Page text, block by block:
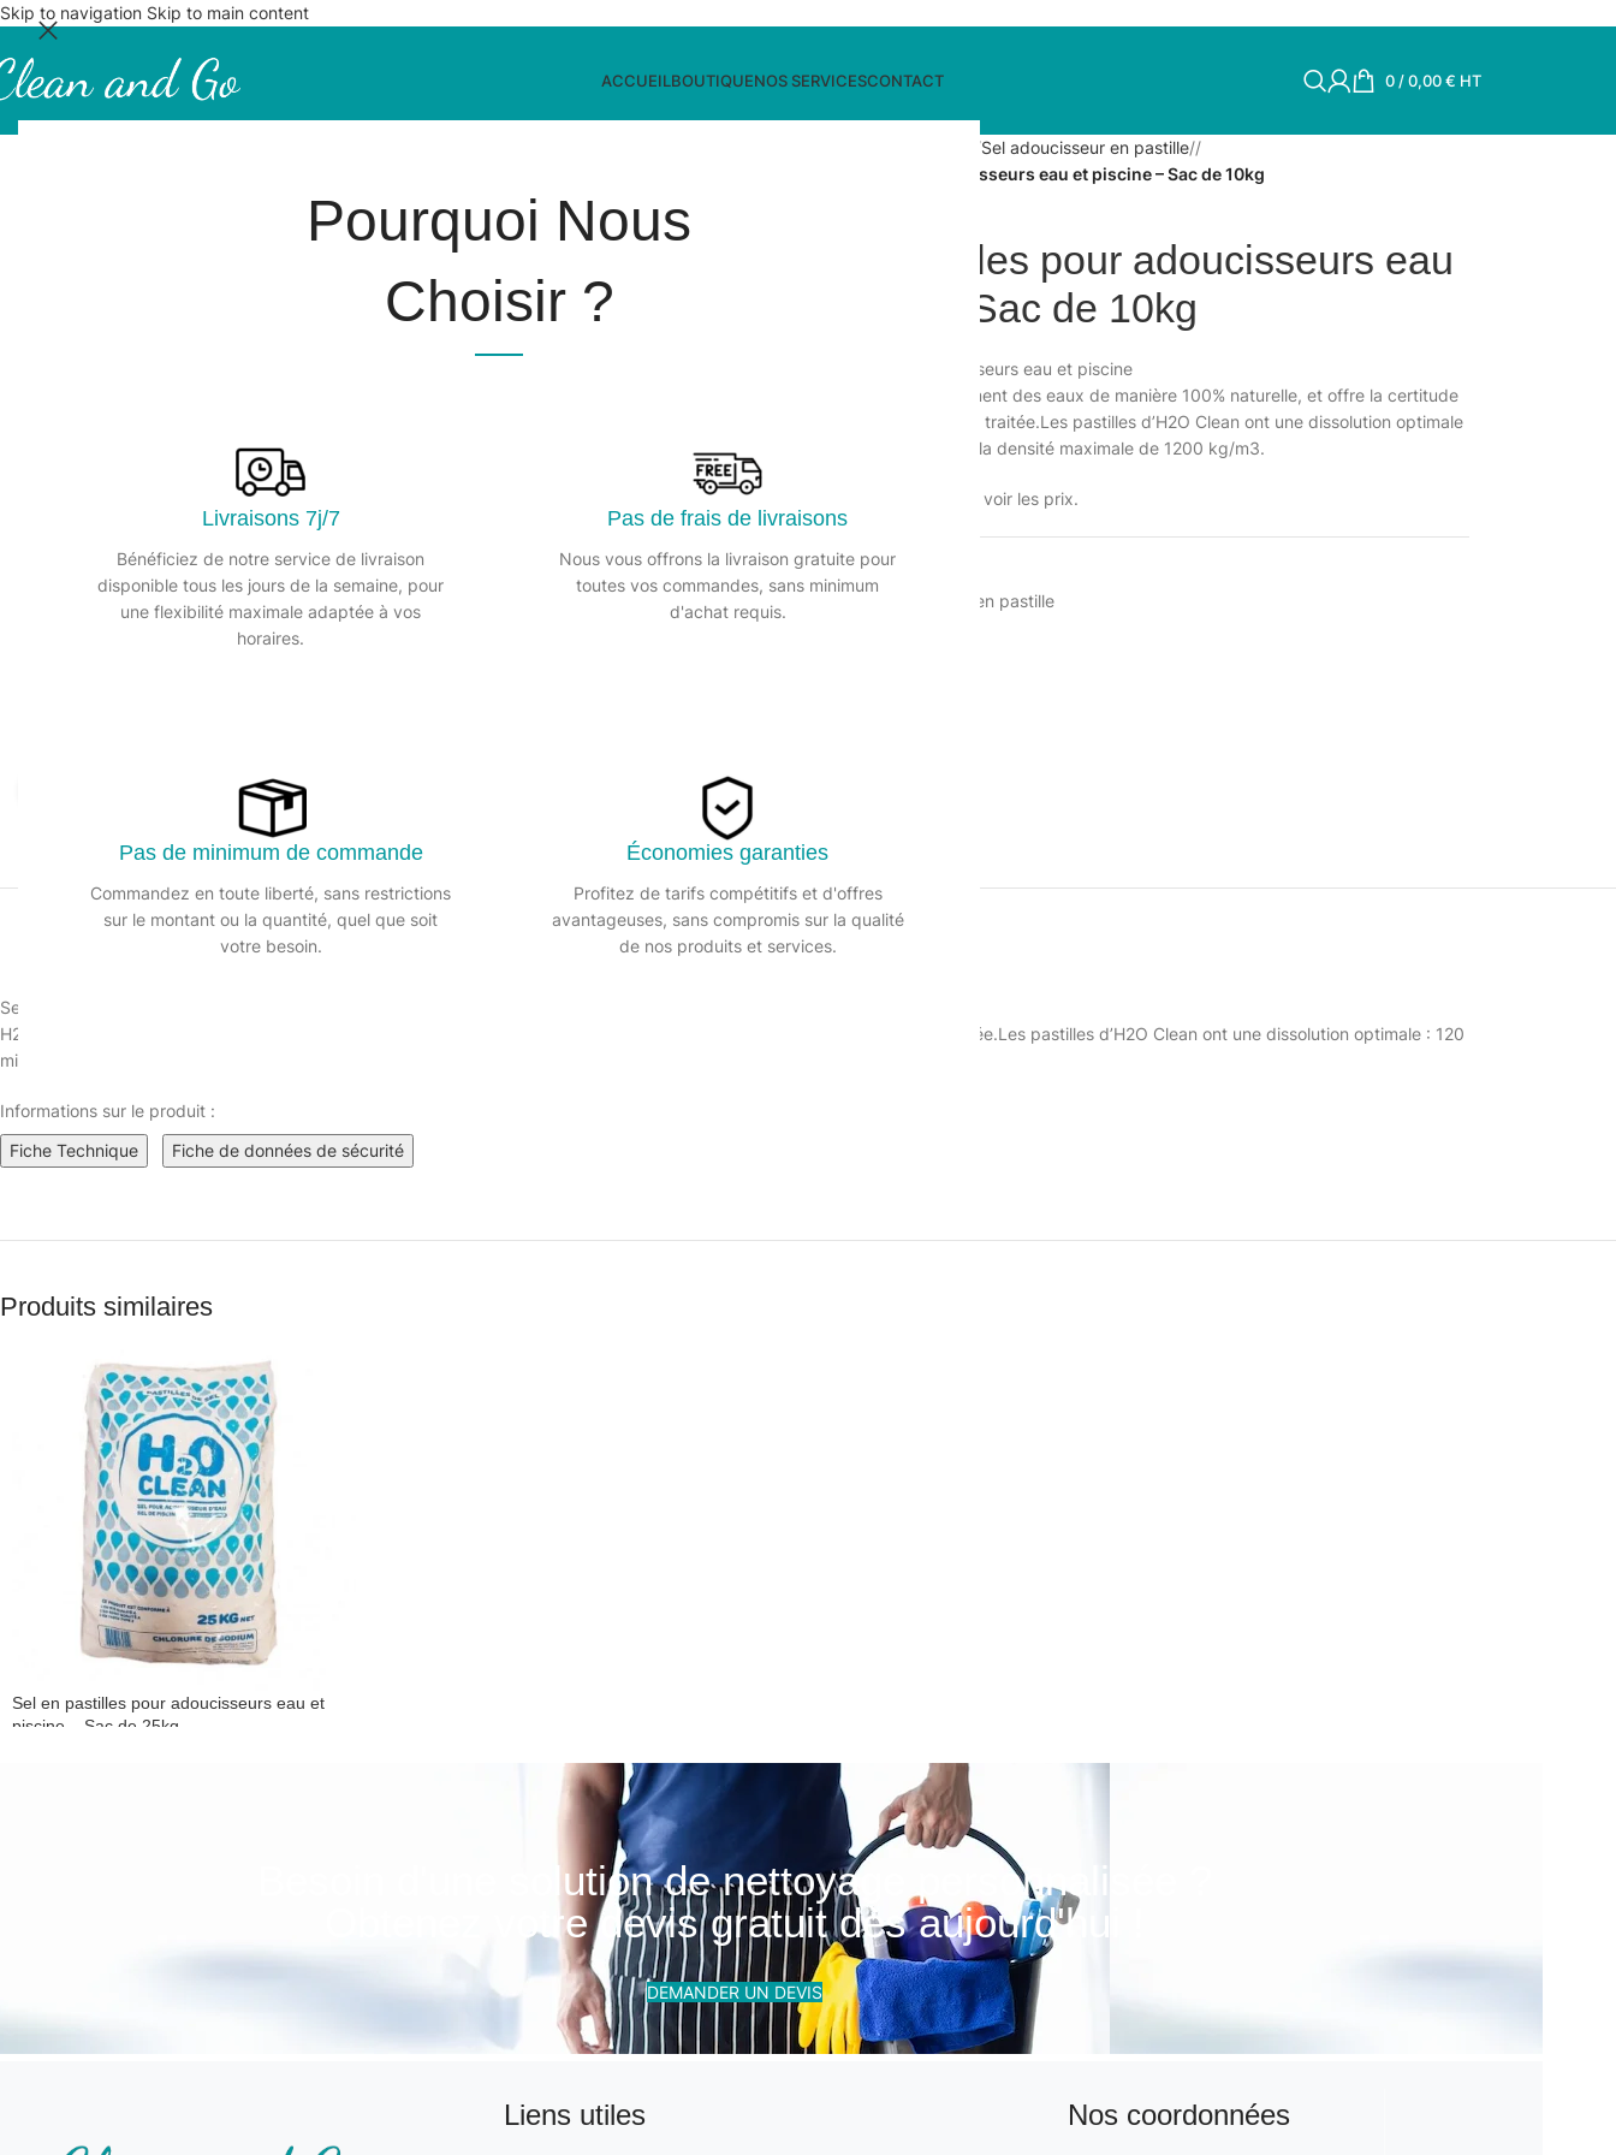
Pourquoi Nous
Choisir ?
Livraisons 7j/7
Bénéficiez de notre service de livraison
disponible tous les jours de la semaine, pour
une flexibilité maximale adaptée à vos
horaires.
Pas de frais de livraisons
Nous vous offrons la livraison gratuite pour
toutes vos commandes, sans minimum
d'achat requis.
Pas de minimum de commande
Commandez en toute liberté, sans restrictions
sur le montant ou la quantité, quel que soit
votre besoin.
Économies garanties
Profitez de tarifs compétitifs et d'offres
avantageuses, sans compromis sur la qualité
de nos produits et services.
Skip to navigation Skip to main content
ACCUEILBOUTIQUENOS SERVICESCONTACT 0 /0,00€ HT
Sel adoucisseur en pastille/
Sel en pastilles pour adoucisseurs eau et piscine – Sac de 10kg
Sel en pastilles pour adoucisseurs eau
et piscine – Sac de 10kg
Sel en pastilles pour adoucisseurs eau et piscine
H2O Clean permet un traitement des eaux de manière 100% naturelle, et offre la certitude
d’une eau saine parfaitement traitée.Les pastilles d’H2O Clean ont une dissolution optimale
: 120 minutes pour atteindre la densité maximale de 1200 kg/m3.
Veuillez vous connecter pour voir les prix.
UGS :131374
Catégorie :
Sel adoucisseur en pastille
DESCRIPTION
Sel en pastilles pour adoucisseurs eau et piscine
H2O Clean permet un traitement des eaux de manière 100% naturelle, et offre la certitude d’une eau saine parfaitement traitée.Les pastilles d’H2O Clean ont une dissolution optimale : 120
minutes pour atteindre la densité maximale de 1200 kg/m3.
Informations sur le produit :
Fiche Technique
Fiche de données de sécurité
Produits similaires
Sel en pastilles pour adoucisseurs eau et
piscine – Sac de 25kg
Besoin d'une solution de nettoyage personnalisée ?
Obtenez votre devis gratuit dès aujourd'hui !
DEMANDER UN DEVIS
Liens utiles Nos coordonnées